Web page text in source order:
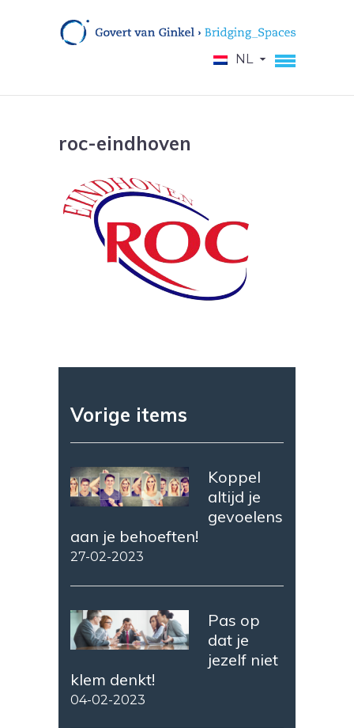
NL
roc-eindhoven
Vorige items
Koppel
altijd je
gevoelens
aan je behoeften!
27-02-2023
Pas op
dat je
jezelf niet
klem denkt!
04-02-2023